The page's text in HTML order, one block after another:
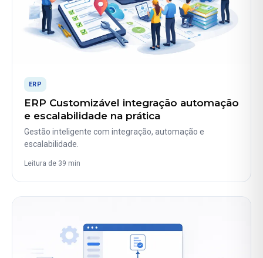
ERP
ERP Customizável integração automação
e escalabilidade na prática
Gestão inteligente com integração, automação e
escalabilidade.
Leitura de 39 min